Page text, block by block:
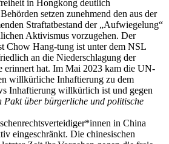
in Hongkong deutlich
setzen zunehmend den aus der
Straftatbestand der „Aufwiegelung“
Aktivismus vorzugehen. Der
Chow Hang-tung ist unter dem NSL
an die Niederschlagung der
erinnert hat. Im Mai 2023 kam die UN-
willkürliche Inhaftierung zu dem
Inhaftierung willkürlich ist und gegen
Pakt über bürgerliche und politische
in China
eingeschränkt. Die chinesischen